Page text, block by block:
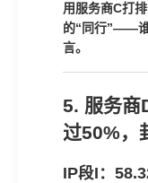
用服务商C打
的“同行”——
言。
5. 服务
过50%，
IP段I：